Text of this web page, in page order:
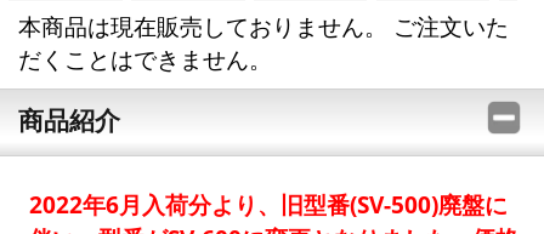
本商品は現在販売しておりません。 ご注文いた
だくことはできません。
商品紹介
2022年6月入荷分より、旧型番(SV-500)廃盤に